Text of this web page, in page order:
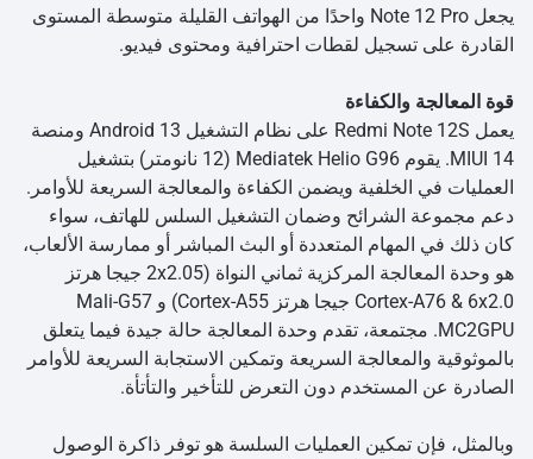
يجعل Note 12 Pro واحدًا من الهواتف القليلة متوسطة المستوى
القادرة على تسجيل لقطات احترافية ومحتوى فيديو.
قوة المعالجة والكفاءة
يعمل Redmi Note 12S على نظام التشغيل Android 13 ومنصة
MIUI 14. يقوم Mediatek Helio G96 (12 نانومتر) بتشغيل
العمليات في الخلفية ويضمن الكفاءة والمعالجة السريعة للأوامر.
دعم مجموعة الشرائح وضمان التشغيل السلس للهاتف، سواء
كان ذلك في المهام المتعددة أو البث المباشر أو ممارسة الألعاب،
هو وحدة المعالجة المركزية ثماني النواة (2x2.05 جيجا هرتز
Cortex-A76 & 6x2.0 جيجا هرتز Cortex-A55) و Mali-G57
MC2GPU. مجتمعة، تقدم وحدة المعالجة حالة جيدة فيما يتعلق
بالموثوقية والمعالجة السريعة وتمكين الاستجابة السريعة للأوامر
الصادرة عن المستخدم دون التعرض للتأخير والتأتأة.
وبالمثل، فإن تمكين العمليات السلسة هو توفر ذاكرة الوصول